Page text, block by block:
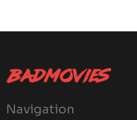
Navigation